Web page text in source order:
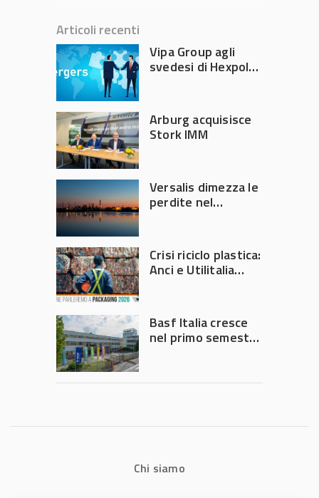
Articoli recenti
Vipa Group agli
svedesi di Hexpol
Arburg acquisisce
Stork IMM
Versalis dimezza le
perdite nel
Crisi riciclo plastica:
Anci e Utilitalia
Governo
Basf Italia cresce
nel primo semestre
Chi siamo